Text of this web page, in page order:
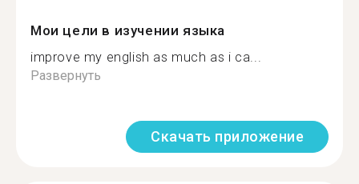
Мои цели в изучении языка
improve my english as much as i ca...
Развернуть
Скачать приложение